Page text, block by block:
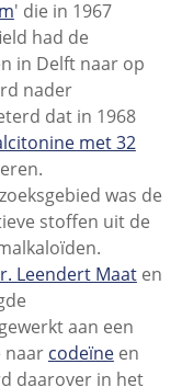
' die in 1967
had de
in Delft naar op
nader
dat in 1968
met 32
was de
stoffen uit de
Leendert Maaten
aan een
naar codeïneen
daarover in het